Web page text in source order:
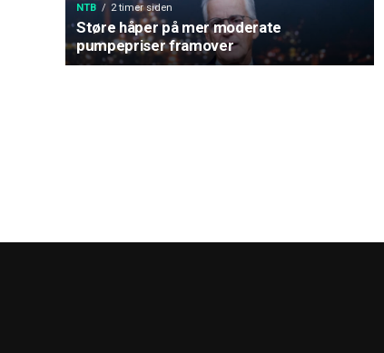
NTB 2 timer siden
Støre håper på mer moderate
pumpepriser framover